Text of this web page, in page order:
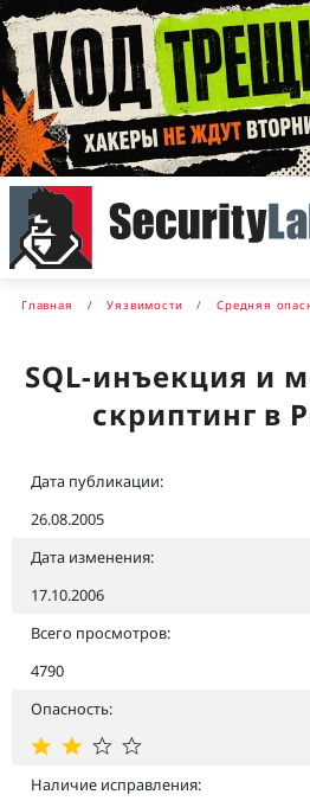
Главная Уязвимости Средняя
SQL-инъекция и
скриптинг в
Дата публикации:
26.08.2005
Дата изменения:
17.10.2006
Всего просмотров:
4790
Опасность:
Наличие исправления: